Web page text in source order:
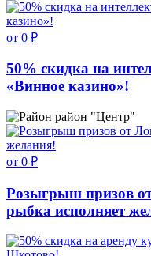
от 0 ₽
50% скидка на
«Винное казино»!
район "Центр"
от 0 ₽
Розыгрыш призов
рыбка исполняет